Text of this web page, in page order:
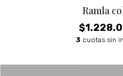
Ramla
3 cuotas sin